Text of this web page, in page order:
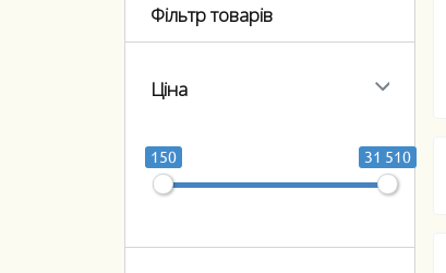
Фільтр товарів
Ціна
150 31 510